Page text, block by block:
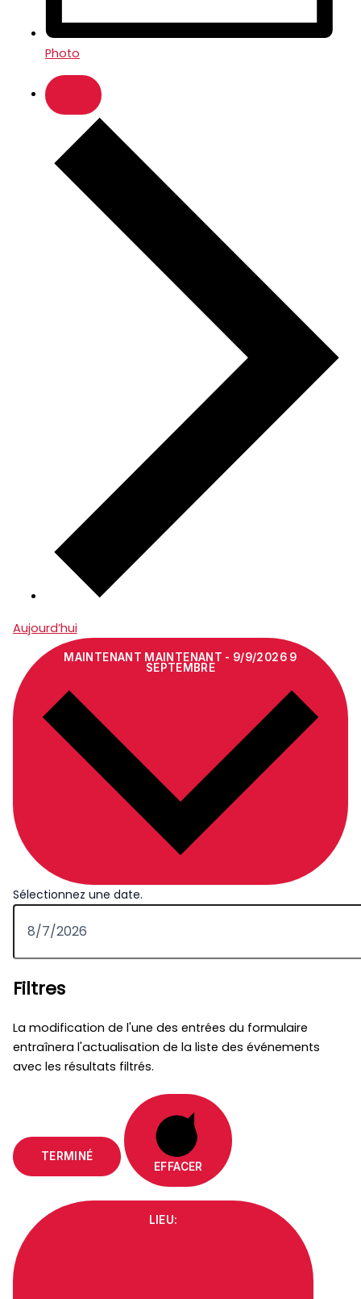
Photo
Aujourd’hui
MAINTENANT MAINTENANT - 9/9/2026 9
SEPTEMBRE
Sélectionnez une date.
Filtres
La modification de l'une des entrées du formulaire
entraînera l'actualisation de la liste des événements
avec les résultats filtrés.
TERMINÉ
EFFACER
LIEU: